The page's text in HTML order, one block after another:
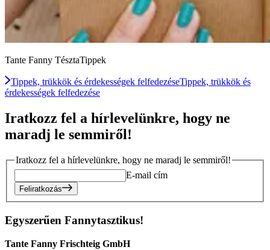
Tante Fanny TésztaTippek
Tippek, trükkök és érdekességek felfedezéseTippek, trükkök és
érdekességek felfedezése
Iratkozz fel a hírlevelünkre, hogy ne
maradj le semmiről!
Iratkozz fel a hírlevelünkre, hogy ne maradj le semmiről!
E-mail cím
Feliratkozás
Egyszerűen Fannytasztikus!
Tante Fanny Frischteig GmbH